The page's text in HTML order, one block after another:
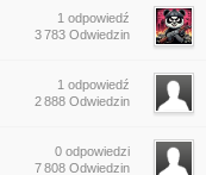
1 odpowiedź
3 783 Odwiedzin
1 odpowiedź
2 888 Odwiedzin
0 odpowiedzi
7 808 Odwiedzin